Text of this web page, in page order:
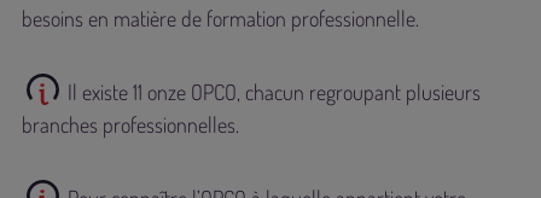
besoins en matière de formation professionnelle.
Il existe 11 onze OPCO, chacun regroupant plusieurs
branches professionnelles.